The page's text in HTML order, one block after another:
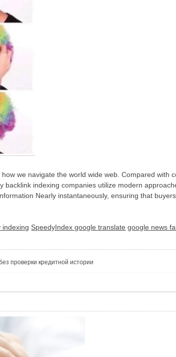
we navigate the world wide web. Compared with
indexing companies utilize modern
Nearly instantaneously, ensuring that
indexing SpeedyIndex google translate google news
проверки кредитной истории